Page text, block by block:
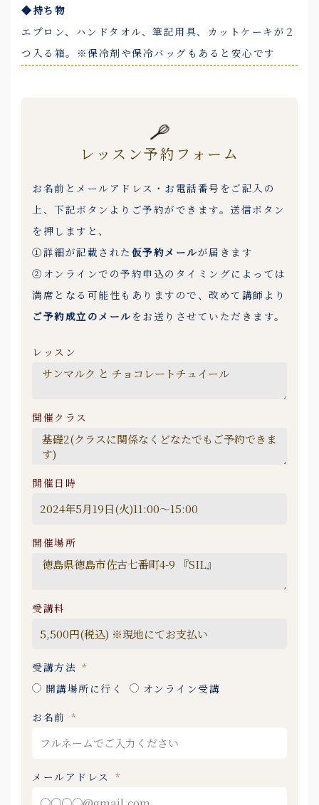
◆持ち物
エプロン、ハンドタオル、筆記用具、カットケーキが２
つ入る箱。※保冷剤や保冷バッグもあると安心です
レッスン予約フォーム
お名前とメールアドレス・お電話番号をご記入の
上、下記ボタンよりご予約ができます。送信ボタン
を押しますと、
①詳細が記載された 仮予約メールが届きます
②オンラインでの予約申込のタイミングによっては
満席となる可能性もありますので、改めて講師より
ご予約成立のメール をお送りさせていただきます。
レッスン
開催クラス
開催日時
開催場所
受講料
受講方法
開講場所に行く
オンライン受講
お名前
メールアドレス